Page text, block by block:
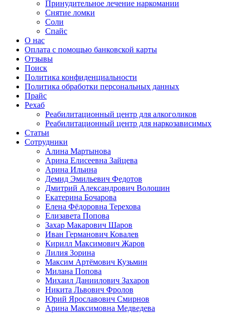
Принудительное лечение наркомании
Снятие ломки
Соли
Спайс
О нас
Оплата с помощью банковской карты
Отзывы
Поиск
Политика конфиденциальности
Политика обработки персональных данных
Прайс
Рехаб
Реабилитационный центр для алкоголиков
Реабилитационный центр для наркозависимых
Статьи
Сотрудники
Алина Мартынова
Арина Елисеевна Зайцева
Арина Ильина
Демид Эмильевич Федотов
Дмитрий Александрович Волошин
Екатерина Бочарова
Елена Фёдоровна Терехова
Елизавета Попова
Захар Макарович Шаров
Иван Германович Ковалев
Кирилл Максимович Жаров
Лилия Зорина
Максим Артёмович Кузьмин
Милана Попова
Михаил Даниилович Захаров
Никита Львович Фролов
Юрий Ярославович Смирнов
Арина Максимовна Медведева